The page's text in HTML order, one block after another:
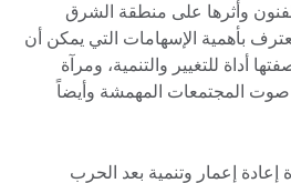
وأثرها على منطقة الشرق
بأهمية الإسهامات التي يمكن أن
أداة للتغيير والتنمية، ومرآة
صوت المجتمعات المهمشة وأيضاً
إعمار وتنمية بعد الحرب